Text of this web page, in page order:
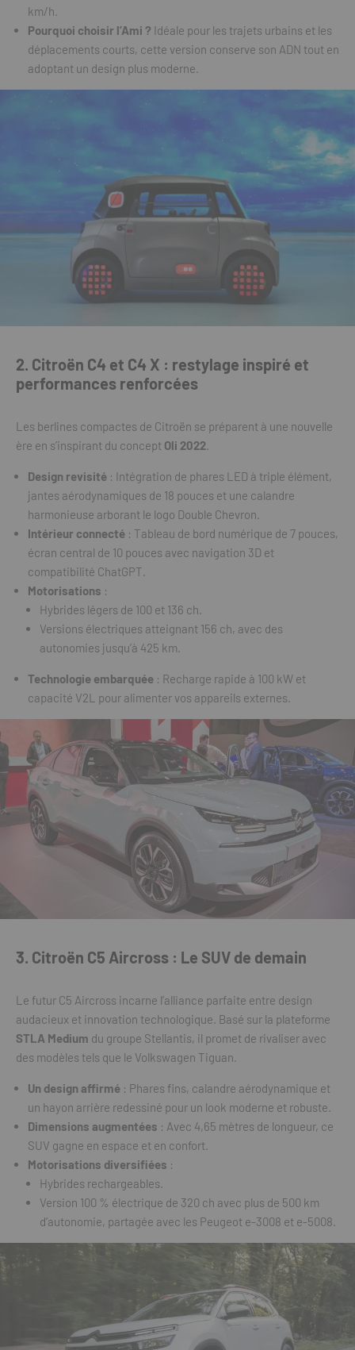
km/h.
Pourquoi choisir l’Ami ? Idéale pour les trajets urbains et les
déplacements courts, cette version conserve son ADN tout en
adoptant un design plus moderne.
2. Citroën C4 et C4 X : restylage inspiré et
performances renforcées
Les berlines compactes de Citroën se préparent à une nouvelle
ère en s’inspirant du concept Oli 2022.
Design revisité : Intégration de phares LED à triple élément,
jantes aérodynamiques de 18 pouces et une calandre
harmonieuse arborant le logo Double Chevron.
Intérieur connecté : Tableau de bord numérique de 7 pouces,
écran central de 10 pouces avec navigation 3D et
compatibilité ChatGPT.
Motorisations :
Hybrides légers de 100 et 136 ch.
Versions électriques atteignant 156 ch, avec des
autonomies jusqu’à 425 km.
Technologie embarquée : Recharge rapide à 100 kW et
capacité V2L pour alimenter vos appareils externes.
3. Citroën C5 Aircross : Le SUV de demain
Le futur C5 Aircross incarne l’alliance parfaite entre design
audacieux et innovation technologique. Basé sur la plateforme
STLA Medium du groupe Stellantis, il promet de rivaliser avec
des modèles tels que le Volkswagen Tiguan.
Un design affirmé : Phares fins, calandre aérodynamique et
un hayon arrière redessiné pour un look moderne et robuste.
Dimensions augmentées : Avec 4,65 mètres de longueur, ce
SUV gagne en espace et en confort.
Motorisations diversifiées :
Hybrides rechargeables.
Version 100 % électrique de 320 ch avec plus de 500 km
d’autonomie, partagée avec les Peugeot e-3008 et e-5008.